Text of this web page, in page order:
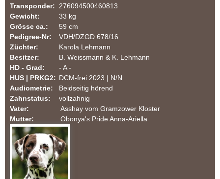
v
o
m
T
e
u
o
Transponder:
276094500460813
Gewicht:
33 kg
Grösse ca.:
59 cm
Pedigree-Nr:
VDH/DZGD 678/16
Züchter:
Karola Lehmann
Besitzer:
B. Weissmann & K. Lehmann
HD - Grad:
- A -
HUS | PRKG2: DCM-frei 2023 | N/N
Audiometrie:
Beidseitig hörend
Zahnstatus:
vollzahnig
Vater:
Asshay vom Gramzower Kloster
Mutter:
Obonya's Pride Anna-Ariella